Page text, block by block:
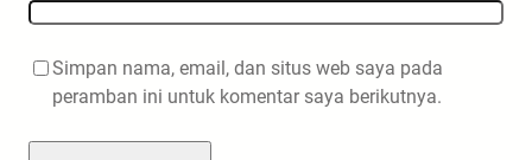
Simpan nama, email, dan situs web saya pada
peramban ini untuk komentar saya berikutnya.